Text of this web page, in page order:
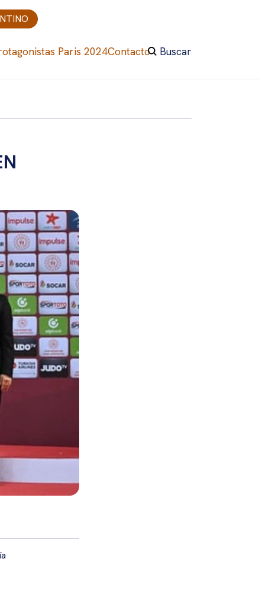
Paris 2024Contacto Buscar